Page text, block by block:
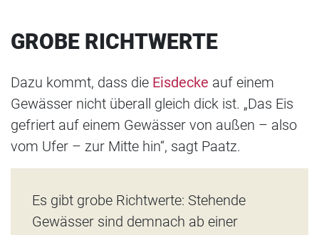
GROBE RICHTWERTE
Dazu kommt, dass die Eisdecke auf einem
Gewässer nicht überall gleich dick ist. „Das Eis
gefriert auf einem Gewässer von außen – also
vom Ufer – zur Mitte hin“, sagt Paatz.
Es gibt grobe Richtwerte: Stehende
Gewässer sind demnach ab einer